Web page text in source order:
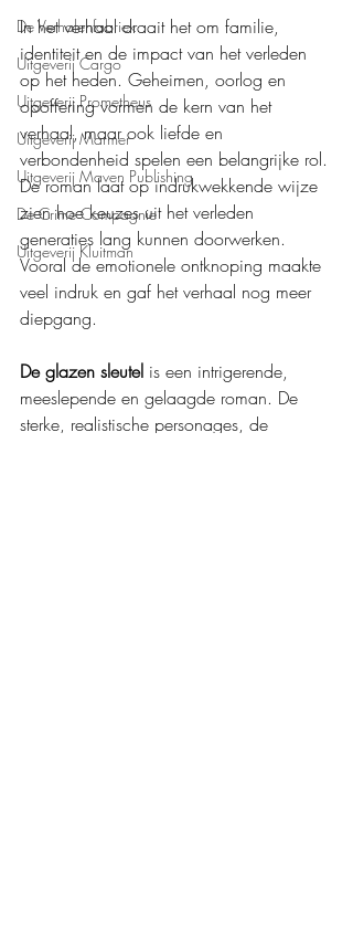
De Verhalenfabriek
Uitgeverij Cargo
Uitgeverij Prometheus
Uitgeverij Marmer
Uitgeverij Maven Publishing
De Crime Compagnie
Uitgeverij Kluitman
In het verhaal draait het om familie,
identiteit en de impact van het verleden
op het heden. Geheimen, oorlog en
opoffering vormen de kern van het
verhaal, maar ook liefde en
verbondenheid spelen een belangrijke rol.
De roman laat op indrukwekkende wijze
zien hoe keuzes uit het verleden
generaties lang kunnen doorwerken.
Vooral de emotionele ontknoping maakte
veel indruk en gaf het verhaal nog meer
diepgang.
De glazen sleutel is een intrigerende,
meeslepende en gelaagde roman. De
sterke, realistische personages, de